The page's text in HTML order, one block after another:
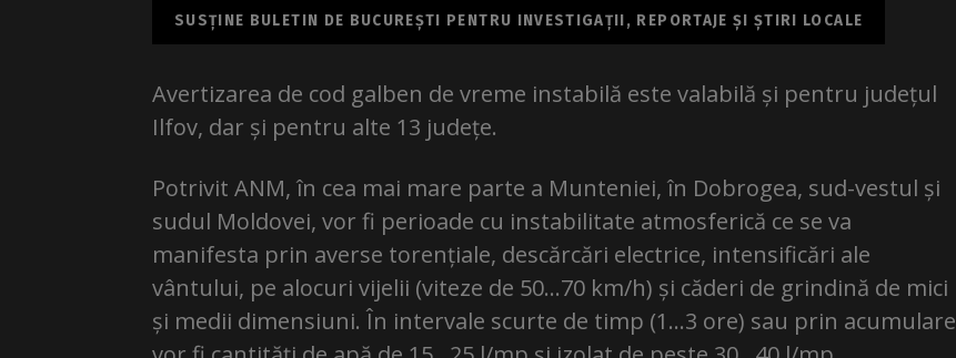
SUSȚINE BULETIN DE BUCUREȘTI PENTRU INVESTIGAȚII, REPORTAJE ȘI ȘTIRI LOCALE
Avertizarea de cod galben de vreme instabilă este valabilă și pentru județul
Ilfov, dar și pentru alte 13 județe.
Potrivit ANM, în cea mai mare parte a Munteniei, în Dobrogea, sud-vestul și
sudul Moldovei, vor fi perioade cu instabilitate atmosferică ce se va
manifesta prin averse torențiale, descărcări electrice, intensificări ale
vântului, pe alocuri vijelii (viteze de 50…70 km/h) și căderi de grindină de mici
și medii dimensiuni. În intervale scurte de timp (1…3 ore) sau prin acumulare